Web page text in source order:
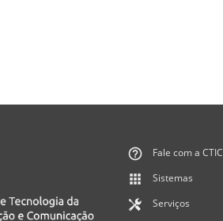
Fale com a CTIC
Sistemas
Serviços